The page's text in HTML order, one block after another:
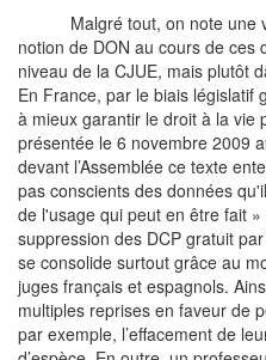
Malgré tout, on note une
notion de DON au cours de ces
niveau de la CJUE, mais plutôt
En France, par le biais législatif
à mieux garantir le droit à la vie
présentée le 6 novembre 2009
devant l’Assemblée ce texte
pas conscients des données
de l'usage qui peut en être fait
suppression des DCP gratuit
se consolide surtout grâce au
juges français et espagnols.
multiples reprises en faveur de
par exemple, l’effacement de